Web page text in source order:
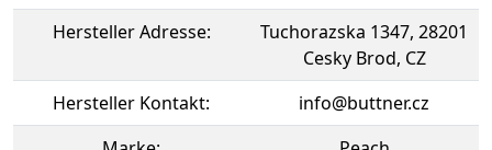
Hersteller Adresse:
Tuchorazska 1347, 28201
Cesky Brod, CZ
Hersteller Kontakt:
info@buttner.cz